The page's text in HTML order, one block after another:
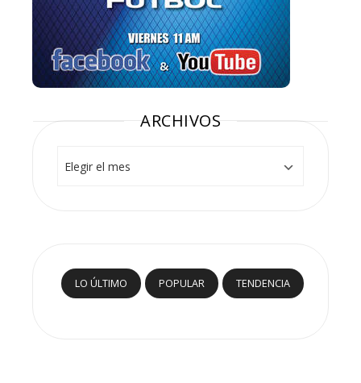
ARCHIVOS
LO ÚLTIMO POPULAR TENDENCIA